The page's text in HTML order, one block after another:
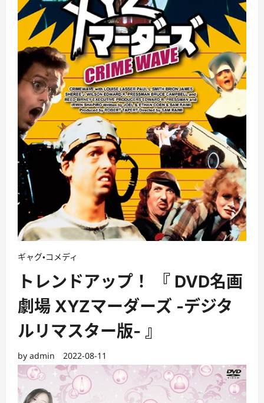
ギャグ・コメディ
トレンドアップ！ 『 DVD名画
劇場 XYZマーダーズ ‐デジタ
ルリマスター版‐ 』
by admin 2022-08-11